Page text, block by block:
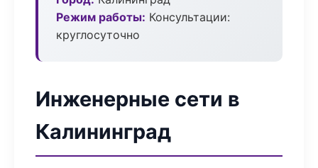
Режим работы: Консультации:
круглосуточно
Инженерные сети в
Калининград